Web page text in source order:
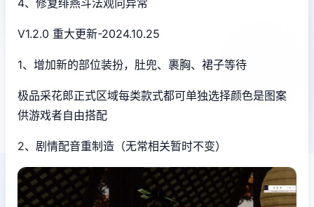
4、修复绯燕斗法观向异常
V1.2.0 重大更新-2024.10.25
1、增加新的部位装扮，肚兜、裹胸、裙子等待
极品采花郎正式区域每类款式都可单独选择颜色是图案
供游戏者自由搭配
2、剧情配音重制造（无常相关暂时不变）